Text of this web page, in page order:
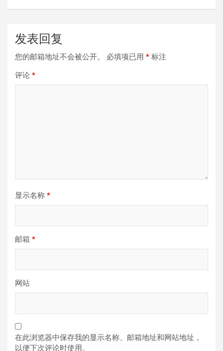
发表回复
您的邮箱地址不会被公开。 必填项已用 * 标注
评论 *
显示名称 *
邮箱 *
网站
在此浏览器中保存我的显示名称、邮箱地址和网站地址，
以便下次评论时使用。